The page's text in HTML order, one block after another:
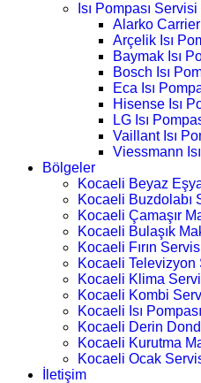
Isı Pompası Servisi
Alarko Carrier
Arçelik Isı
Baymak Isı
Bosch Isı
Eca Isı
Hisense Isı
LG Isı
Vaillant Isı
Viessmann
Bölgeler
Kocaeli Beyaz
Kocaeli Buzdolabı
Kocaeli Çamaşır
Kocaeli Bulaşık
Kocaeli Fırın
Kocaeli Televizyon
Kocaeli Klima
Kocaeli Kombi
Kocaeli Isı
Kocaeli Derin
Kocaeli Kurutma
Kocaeli Ocak
İletişim